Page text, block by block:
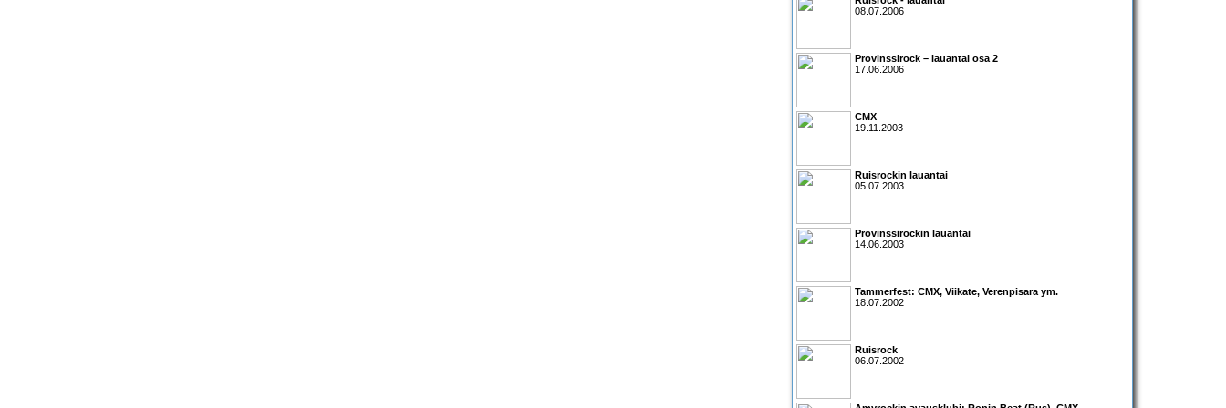
08.07.2006
Provinssirock – lauantai osa 2
17.06.2006
CMX
19.11.2003
Ruisrockin lauantai
05.07.2003
Provinssirockin lauantai
14.06.2003
Tammerfest: CMX, Viikate, Verenpisara ym.
18.07.2002
Ruisrock
06.07.2002